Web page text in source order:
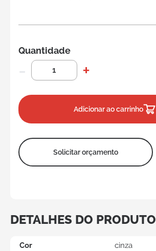
DETALHES DO PRODUTO
Cor
cinza
Quantidade
Adicionar ao carrinho
Solicitar orçamento